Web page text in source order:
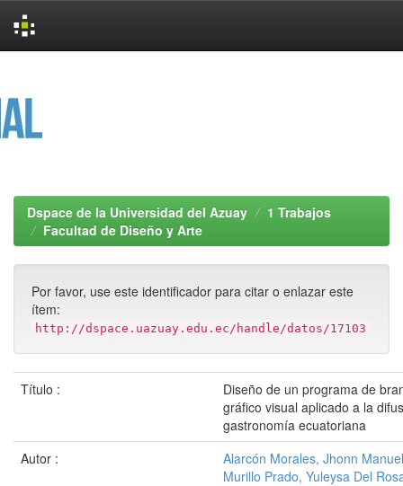
Dspace de la Universidad del Azuay
1 Trabajos
Facultad de Diseño y Arte
Por favor, use este identificador para citar o enlazar este
ítem:
http://dspace.uazuay.edu.ec/handle/datos/17103
Título :
Diseño de un programa de
gráfico visual aplicado a la
gastronomía ecuatoriana
Autor :
Alarcón Morales, Jhonn Manuel
Murillo Prado, Yuleysa Del